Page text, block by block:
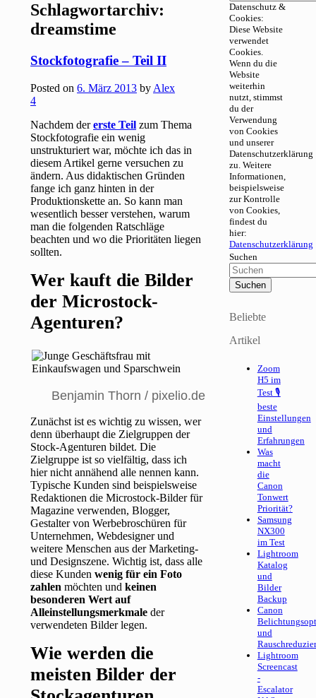
Schlagwortarchiv:
dreamstime
Stockfotografie – Teil II
Posted on6. März 2013 by Alex
4
Nachdem dererste Teil zum Thema
Stockfotografie ein wenig
unstrukturiert war, möchte ich das in
diesem Artikel gerne versuchen zu
ändern. Aus didaktischen Gründen
fange ich ganz hinten in der
Produktionskette an. So kann man
wesentlich besser verstehen, warum
man die folgenden Ratschläge
beachten und wo die Prioritäten liegen
sollten.
Wer kauft die Bilder
der Microstock-
Agenturen?
Benjamin Thorn / pixelio.de
Zunächst ist es wichtig zu wissen, wer
denn überhaupt die Zielgruppen der
Stock-Agenturen bildet. Die
Zielgruppe ist so vielfältig, dass ich
hier nicht annähend alle nennen kann.
Typische Kunden sind beispielsweise
Redaktionen die Microstock-Bilder für
Magazine verwenden, Blogger,
Gestalter von Werbebroschüren für
Unternehmen, Webdesigner und
weitere Menschen aus der Marketing-
und Designszene. Wichtig ist, dass alle
diese Kundenwenig für ein Foto
zahlen möchten undkeinen
besonderen Wert auf
Alleinstellungsmerkmale der
verwendeten Bilder legen.
Wie werden die
meisten Bilder der
Datenschutz &
Cookies:
Diese Website
verwendet
Cookies.
Wenn du die
Website
weiterhin
nutzt, stimmst
du der
Verwendung
von Cookies
und unserer
Datenschutzerklärung
zu. Weitere
Informationen,
beispielsweise
zur Kontrolle
von Cookies,
findest du
hier:
Datenschutzerklärung
Suchen
Beliebte
Artikel
Zoom
H5 im
Test 🎙
beste
Einstellungen
und
Erfahrungen
Was
macht
die
Canon
Tonwert
Priorität?
Samsung
NX300
im Test
Lightroom
Katalog
und
Bilder
Backup
Canon
und
Lightroom
Screencast
-
Escalator